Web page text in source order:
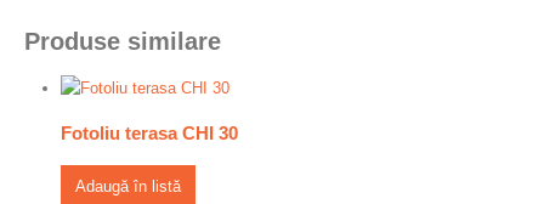
Produse similare
Fotoliu terasa CHI 30
Adaugă în listă